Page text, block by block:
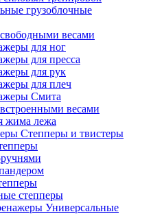
грузоблочные
весами
для ног
для пресса
для рук
для плеч
Смита
весами
жима лежа
Степперы и твистеры
степперы
Универсальные